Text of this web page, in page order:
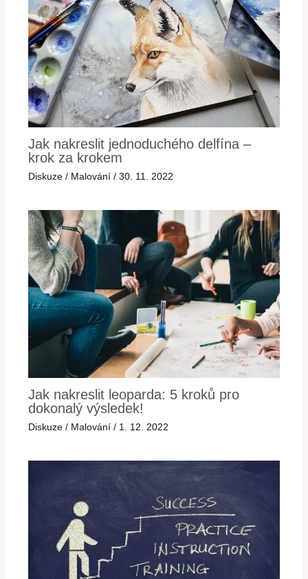
Jak nakreslit jednoduchého delfína –
krok za krokem
Diskuze / Malování /30. 11. 2022
Jak nakreslit leoparda: 5 kroků pro
dokonalý výsledek!
Diskuze / Malování / 1. 12. 2022